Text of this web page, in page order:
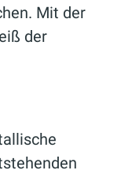
Mit der
der